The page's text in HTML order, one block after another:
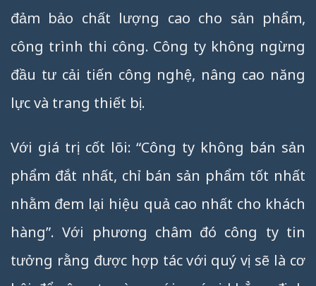
đảm bảo chất lượng cao cho sản phẩm,
công trình thi công. Công ty không ngừng
đầu tư cải tiến công nghệ, nâng cao năng
lực và trang thiết bị.
Với giá trị cốt lõi: “Công ty không bán sản
phẩm đắt nhất, chỉ bán sản phẩm tốt nhất
nhằm đem lại hiệu quả cao nhất cho khách
hàng”. Với phương châm đó công ty tin
tưởng rằng được hợp tác với quý vị sẽ là cơ